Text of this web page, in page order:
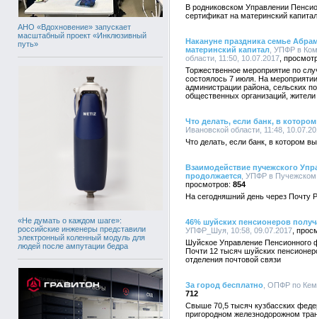
АНО «Вдохновение» запускает
масштабный проект «Инклюзивный
путь»
«Не думать о каждом шаге»:
российские инженеры представили
электронный коленный модуль для
людей после ампутации бедра
В родниковском Управлении
сертификат на материнский капитал
Накануне праздника семье
материнский капитал , УПФР в
области, 11:50, 10.07.2017
Торжественное мероприятие по
состоялось 7 июля. На
администрации района, сельских
общественных организаций, жители
Что делать, если банк, в
Ивановской области, 11:48,
Что делать, если банк, в котором
Взаимодействие пучежского
продолжается , УПФР в
854
На сегодняшний день через Почту
46% шуйских пенсионеров
УПФР_Шуя, 10:58, 09.07.2017
Шуйское Управление
Почти 12 тысяч шуйских
отделения почтовой связи
За город бесплатно , ОПФР по
712
Свыше 70,5 тысяч кузбасских
пригородном железнодорожном